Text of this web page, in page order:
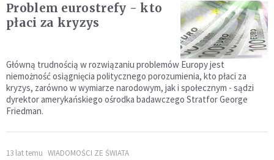
Problem eurostrefy - kto
płaci za kryzys
Główną trudnością w rozwiązaniu problemów Europy jest
niemożność osiągnięcia politycznego porozumienia, kto płaci za
kryzys, zarówno w wymiarze narodowym, jak i społecznym - sądzi
dyrektor amerykańskiego ośrodka badawczego Stratfor George
Friedman.
13 lat temu WIADOMOŚCI ZE ŚWIATA